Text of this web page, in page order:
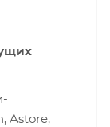
Astore,